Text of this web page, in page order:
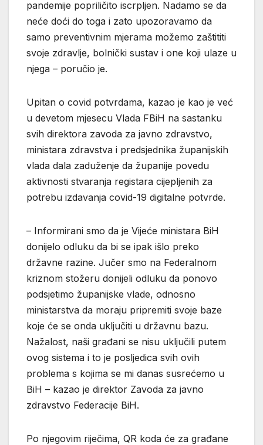
pandemije popriličito iscrpljen. Nadamo se da
neće doći do toga i zato upozoravamo da
samo preventivnim mjerama možemo zaštititi
svoje zdravlje, bolnički sustav i one koji ulaze u
njega – poručio je.
Upitan o covid potvrdama, kazao je kao je već
u devetom mjesecu Vlada FBiH na sastanku
svih direktora zavoda za javno zdravstvo,
ministara zdravstva i predsjednika županijskih
vlada dala zaduženje da županije povedu
aktivnosti stvaranja registara cijepljenih za
potrebu izdavanja covid-19 digitalne potvrde.
– Informirani smo da je Vijeće ministara BiH
donijelo odluku da bi se ipak išlo preko
državne razine. Jučer smo na Federalnom
kriznom stožeru donijeli odluku da ponovo
podsjetimo županijske vlade, odnosno
ministarstva da moraju pripremiti svoje baze
koje će se onda uključiti u državnu bazu.
Nažalost, naši građani se nisu uključili putem
ovog sistema i to je posljedica svih ovih
problema s kojima se mi danas susrećemo u
BiH – kazao je direktor Zavoda za javno
zdravstvo Federacije BiH.
Po njegovim riječima, QR koda će za građane